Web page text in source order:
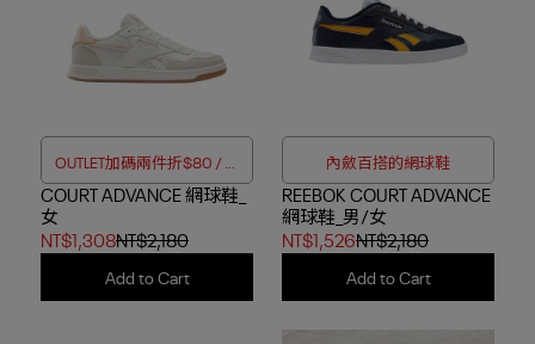
OUTLET加碼兩件折$80 / 四
件折$188
COURT ADVANCE 網球鞋_
女
NT$1,308NT$2,180
Add to Cart
內斂百搭的網球鞋
REEBOK COURT ADVANCE
網球鞋_男/女
NT$1,526NT$2,180
Add to Cart